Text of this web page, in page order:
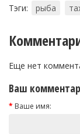
Тэги: рыба
Еще нет
Ваш
Ваше имя: